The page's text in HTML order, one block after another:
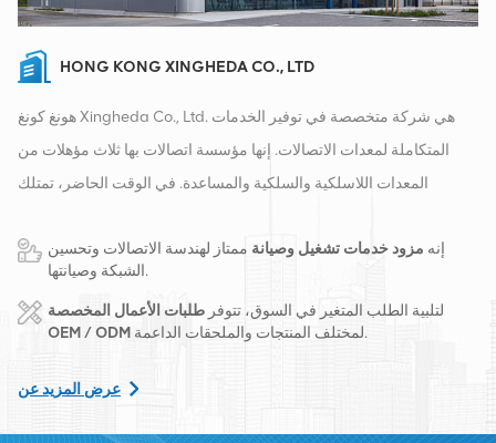
HONG KONG XINGHEDA CO., LTD
هونغ كونغ Xingheda Co., Ltd. هي شركة متخصصة في توفير الخدمات
المتكاملة لمعدات الاتصالات. إنها مؤسسة اتصالات بها ثلاث مؤهلات من
المعدات اللاسلكية والسلكية والمساعدة. في الوقت الحاضر، تمتلك
في عام 2016، قمنا بإنشاء مقر مبيعات دولي في مدينة تشانغشا، الصين.
يقع مقرنا في الصين، وننفذ أعمالًا دولية في جنوب شرق آسيا وأوروبا
والولايات المتحدة وأفريقيا وروسيا، ونوفر المحطات الأساسية ونزود
الشاملة مثل النقل وإمدادات الطاقة والوحدات الضوئية، الكابلات
إنه مزود خدمات تشغيل وصيانة ممتاز لهندسة الاتصالات وتحسين
الشبكة وصيانتها.
لتلبية الطلب المتغير في السوق، تتوفر طلبات الأعمال المخصصة
OEM / ODM
لمختلف المنتجات والملحقات الداعمة.
عرض المزيد عن